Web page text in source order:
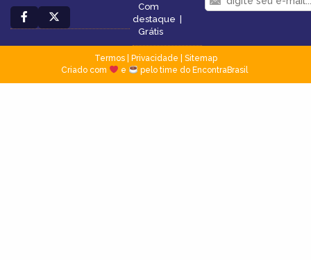
Com
destaque |
Grátis
Termos| Privacidade
Sitemap
Criado com
e pelo time do EncontraBrasil